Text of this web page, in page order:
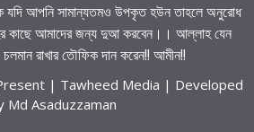
যদি আপনি সামান্যতমও উপকৃত হউন তাহলে অনুরোধ
কাছে আমাদের জন্য দুআ করবেন।। আল্লাহ যেন
রাখার তৌফিক দান করেন!! আমীন!!
| Tawheed Media | Developed
Md Asaduzzaman